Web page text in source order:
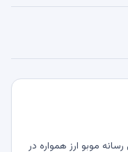
موبو ارز همواره در